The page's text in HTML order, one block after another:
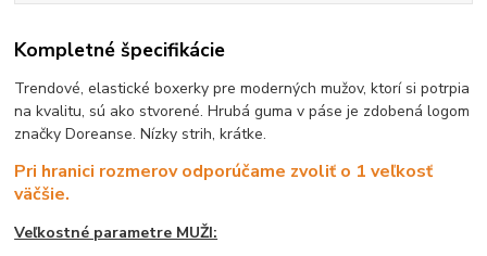
Kompletné špecifikácie
Trendové, elastické boxerky pre moderných mužov, ktorí si potrpia
na kvalitu, sú ako stvorené. Hrubá guma v páse je zdobená logom
značky Doreanse. Nízky strih, krátke.
Pri hranici rozmerov odporúčame zvoliť o 1 veľkosť
väčšie.
Veľkostné parametre MUŽI: